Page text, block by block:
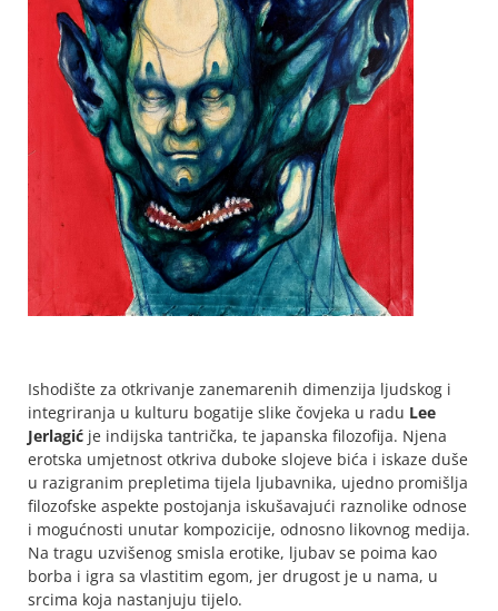
Ishodište za otkrivanje zanemarenih dimenzija ljudskog i
integriranja u kulturu bogatije slike čovjeka u radu Lee
Jerlagić je indijska tantrička, te japanska filozofija. Njena
erotska umjetnost otkriva duboke slojeve bića i iskaze duše
u razigranim prepletima tijela ljubavnika, ujedno promišlja
filozofske aspekte postojanja iskušavajući raznolike odnose
i mogućnosti unutar kompozicije, odnosno likovnog medija.
Na tragu uzvišenog smisla erotike, ljubav se poima kao
borba i igra sa vlastitim egom, jer drugost je u nama, u
srcima koja nastanjuju tijelo.